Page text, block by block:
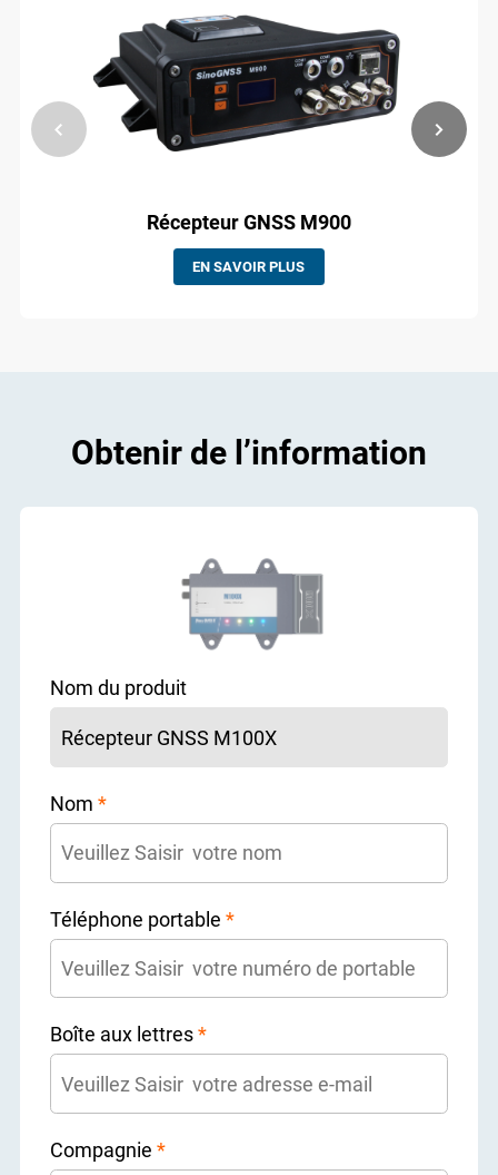
Récepteur GNSS M900
EN SAVOIR PLUS
Obtenir de l’information
Nom du produit
Nom *
Téléphone portable *
Boîte aux lettres*
Compagnie *